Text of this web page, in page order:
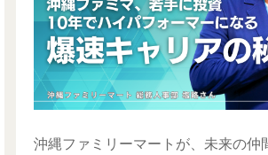
沖縄ファミリーマートが、未来の仲